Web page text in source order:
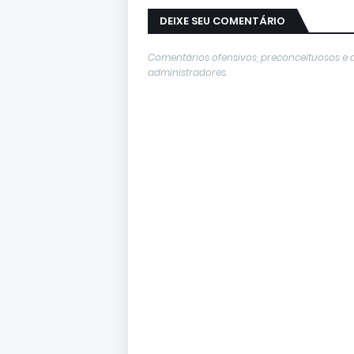
DEIXE SEU COMENTÁRIO
Comentários ofensivos, preconceituosos
administradores.